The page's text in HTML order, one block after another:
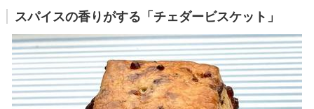
スパイスの香りがする「チェダービスケット」